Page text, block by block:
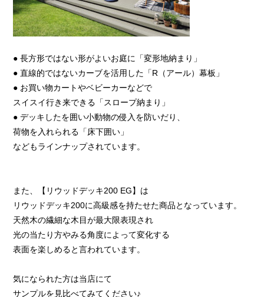
● 長方形ではない形がよいお庭に「変形地納まり」
● 直線的ではないカーブを活用した「R（アール）幕板」
● お買い物カートやベビーカーなどで
スイスイ行き来できる「スロープ納まり」
● デッキしたを囲い小動物の侵入を防いだり、
荷物を入れられる「床下囲い」
などもラインナップされています。
また、【リウッドデッキ200 EG】は
リウッドデッキ200に高級感を持たせた商品となっています。
天然木の繊細な木目が最大限表現され
光の当たり方やみる角度によって変化する
表面を楽しめると言われています。
気になられた方は当店にて
サンプルを見比べてみてください♪